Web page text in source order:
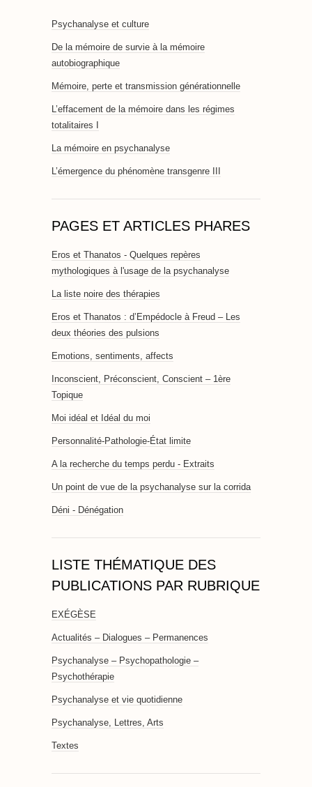
Psychanalyse et culture
De la mémoire de survie à la mémoire
autobiographique
Mémoire, perte et transmission générationnelle
L’effacement de la mémoire dans les régimes
totalitaires I
La mémoire en psychanalyse
L’émergence du phénomène transgenre III
PAGES ET ARTICLES PHARES
Eros et Thanatos - Quelques repères
mythologiques à l'usage de la psychanalyse
La liste noire des thérapies
Eros et Thanatos : d’Empédocle à Freud – Les
deux théories des pulsions
Emotions, sentiments, affects
Inconscient, Préconscient, Conscient – 1ère
Topique
Moi idéal et Idéal du moi
Personnalité-Pathologie-État limite
A la recherche du temps perdu - Extraits
Un point de vue de la psychanalyse sur la corrida
Déni - Dénégation
LISTE THÉMATIQUE DES
PUBLICATIONS PAR RUBRIQUE
EXÉGÈSE
Actualités – Dialogues – Permanences
Psychanalyse – Psychopathologie –
Psychothérapie
Psychanalyse et vie quotidienne
Psychanalyse, Lettres, Arts
Textes